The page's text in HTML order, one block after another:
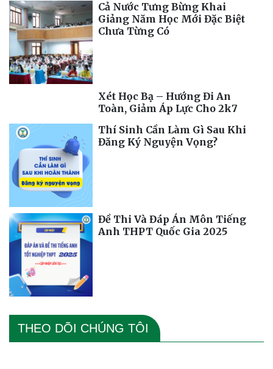
Cả Nước Tưng Bừng Khai
Giảng Năm Học Mới Đặc Biệt
Chưa Từng Có
Xét Học Bạ – Hướng Đi An
Toàn, Giảm Áp Lực Cho 2k7
Thí Sinh Cần Làm Gì Sau Khi
Đăng Ký Nguyện Vọng?
Đề Thi Và Đáp Án Môn Tiếng
Anh THPT Quốc Gia 2025
THEO DÕI CHÚNG TÔI